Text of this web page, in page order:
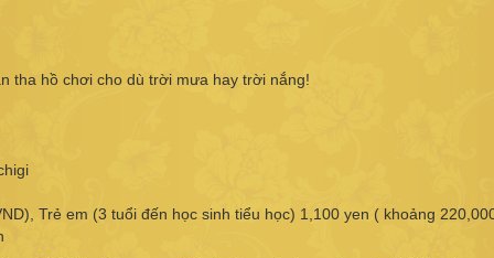
tha hồ chơi cho dù trời mưa hay trời nắng!
Trẻ em (3 tuổi đến học sinh tiểu học) 1,100 yen ( khoảng